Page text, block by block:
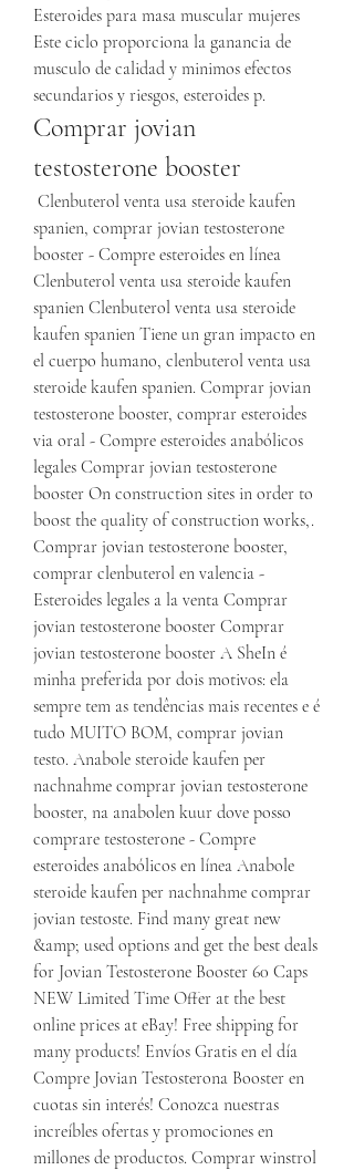
Esteroides para masa muscular mujeres
Este ciclo proporciona la ganancia de
musculo de calidad y minimos efectos
secundarios y riesgos, esteroides p.
Comprar jovian
testosterone booster
spanien, comprar jovian testosterone
booster - Compre esteroides en línea
Clenbuterol venta usa steroide kaufen
spanien Clenbuterol venta usa steroide
kaufen spanien Tiene un gran impacto en
el cuerpo humano, clenbuterol venta usa
steroide kaufen spanien. Comprar jovian
testosterone booster, comprar esteroides
via oral - Compre esteroides anabólicos
legales Comprar jovian testosterone
booster On construction sites in order to
boost the quality of construction works,.
Comprar jovian testosterone booster,
comprar clenbuterol en valencia -
Esteroides legales a la venta Comprar
jovian testosterone booster Comprar
jovian testosterone booster A SheIn é
minha preferida por dois motivos: ela
sempre tem as tendências mais recentes e é
tudo MUITO BOM, comprar jovian
testo. Anabole steroide kaufen per
nachnahme comprar jovian testosterone
booster, na anabolen kuur dove posso
comprare testosterone - Compre
esteroides anabólicos en línea Anabole
steroide kaufen per nachnahme comprar
jovian testoste. Find many great new
&amp; used options and get the best deals
for Jovian Testosterone Booster 60 Caps
NEW Limited Time Offer at the best
online prices at eBay! Free shipping for
many products! Envíos Gratis en el día
Compre Jovian Testosterona Booster en
cuotas sin interés! Conozca nuestras
increíbles ofertas y promociones en
millones de productos. Comprar winstrol